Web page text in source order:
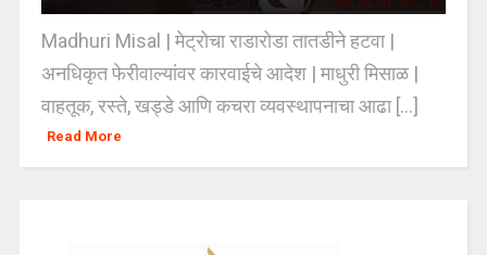
Madhuri Misal | मेट्रोचा राडारोडा तातडीने हटवा |
अनधिकृत फेरीवाल्यांवर कारवाईचे आदेश | माधुरी मिसाळ |
वाहतूक, रस्ते, खड्डे आणि कचरा व्यवस्थापनाचा आढा [...]
Read More